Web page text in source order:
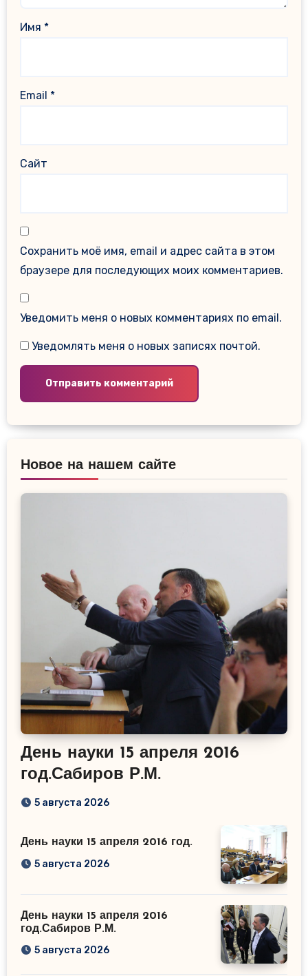
Имя *
Email *
Сайт
Сохранить моё имя, email и адрес сайта в этом
браузере для последующих моих комментариев.
Уведомить меня о новых комментариях по email.
Уведомлять меня о новых записях почтой.
Новое на нашем сайте
День науки 15 апреля 2016
год.Сабиров Р.М.
5 августа 2026
День науки 15 апреля 2016 год.
5 августа 2026
День науки 15 апреля 2016
год.Сабиров Р.М.
5 августа 2026